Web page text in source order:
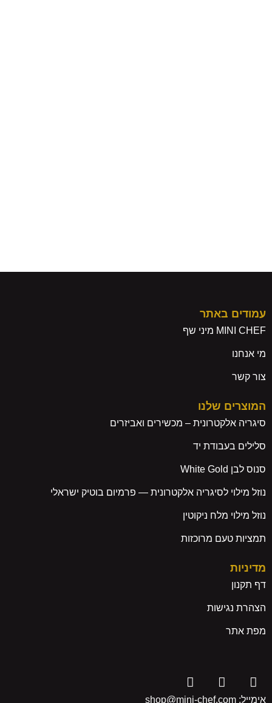
עמודים באתר
MINI CHEF מיני שף
מי אנחנו
צור קשר
המוצרים שלנו
סיגריה אלקטרונית – מכשירים ואביזרים
סלילים בעבודת יד
סנוס לבן White Gold
נוזל מילוי לסיגריה אלקטרונית — פרמיום בוטיק ישראלי
נוזל מילוי מלח ניקוטין
תמציות טעם מרוכזות
מדיניות
דף תקנון
הצהרת נגישות
מפת אתר
אימייל: shop@mini-chef.com